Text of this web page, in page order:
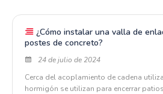
¿Cómo instalar una valla de
postes de concreto?
24 de julio de 2024
Cerca del acoplamiento de cadena
hormigón se utilizan para encerrar